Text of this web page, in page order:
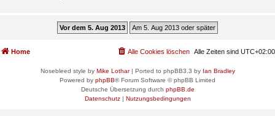
Home Alle Zeiten sind UTC+02:00
Alle Cookies löschen
Nosebleed style by Mike Lothar| Ported to phpBB3.3 by Ian Bradley
Powered by phpBB® Forum Software © phpBB Limited
Deutsche Übersetzung durch phpBB.de
Datenschutz| Nutzungsbedingungen